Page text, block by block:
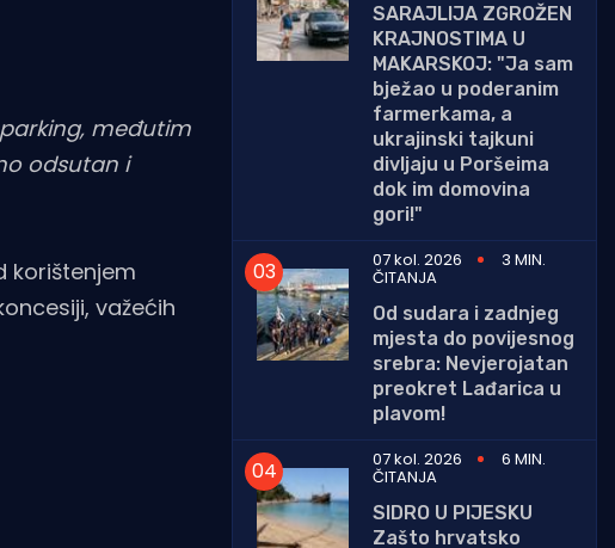
međutim
odsutan i
korištenjem
važećih
SARAJLIJA ZGROŽEN
KRAJNOSTIMA U
MAKARSKOJ: "Ja sam
bježao u poderanim
farmerkama, a
ukrajinski tajkuni
divljaju u Poršeima
dok im domovina
gori!"
07 kol. 2026
3 MIN.
ČITANJA
Od sudara i zadnjeg
mjesta do povijesnog
srebra: Nevjerojatan
preokret Lađarica u
plavom!
07 kol. 2026
6 MIN.
ČITANJA
SIDRO U PIJESKU
Zašto hrvatsko